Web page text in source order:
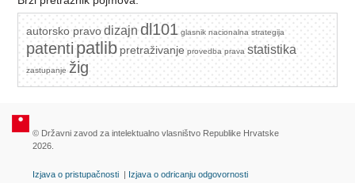
autorsko pravo dizajn dl101 glasnik nacionalna strategija
patenti patlib pretraživanje provedba prava statistika
zastupanje žig
© Državni zavod za intelektualno vlasništvo Republike Hrvatske
2026.
Izjava o pristupačnosti | Izjava o odricanju odgovornosti